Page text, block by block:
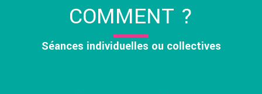
COMMENT ?
Séances individuelles ou collectives